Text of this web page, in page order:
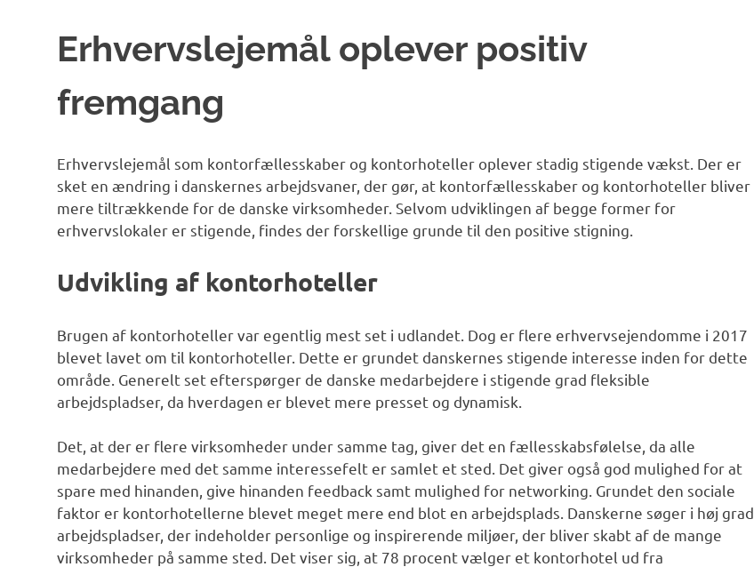
Erhvervslejemål oplever positiv
fremgang
Erhvervslejemål som kontorfællesskaber og kontorhoteller oplever stadig stigende vækst. Der er
sket en ændring i danskernes arbejdsvaner, der gør, at kontorfællesskaber og kontorhoteller bliver
mere tiltrækkende for de danske virksomheder. Selvom udviklingen af begge former for
erhvervslokaler er stigende, findes der forskellige grunde til den positive stigning.
Udvikling af kontorhoteller
Brugen af kontorhoteller var egentlig mest set i udlandet. Dog er flere erhvervsejendomme i 2017
blevet lavet om til kontorhoteller. Dette er grundet danskernes stigende interesse inden for dette
område. Generelt set efterspørger de danske medarbejdere i stigende grad fleksible
arbejdspladser, da hverdagen er blevet mere presset og dynamisk.
Det, at der er flere virksomheder under samme tag, giver det en fællesskabsfølelse, da alle
medarbejdere med det samme interessefelt er samlet et sted. Det giver også god mulighed for at
spare med hinanden, give hinanden feedback samt mulighed for networking. Grundet den sociale
faktor er kontorhotellerne blevet meget mere end blot en arbejdsplads. Danskerne søger i høj grad
arbejdspladser, der indeholder personlige og inspirerende miljøer, der bliver skabt af de mange
virksomheder på samme sted. Det viser sig, at 78 procent vælger et kontorhotel ud fra